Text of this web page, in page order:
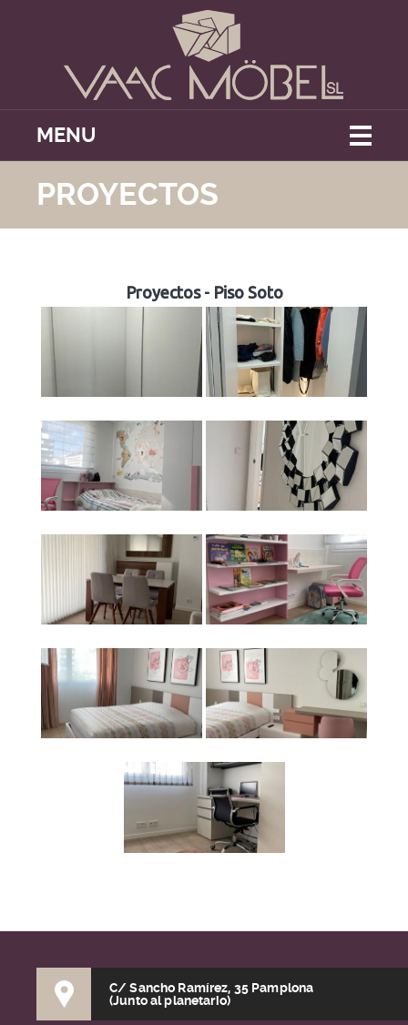
MENU
PROYECTOS
Proyectos - Piso Soto
C/ Sancho Ramírez, 35 Pamplona
(Junto al planetario)